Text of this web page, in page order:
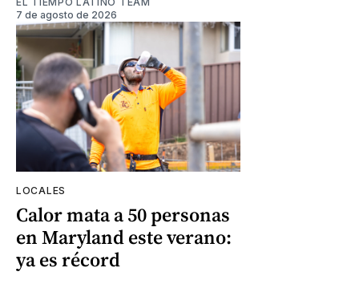
7 de agosto de 2026
LOCALES
Calor mata a 50 personas
en Maryland este verano:
ya es récord